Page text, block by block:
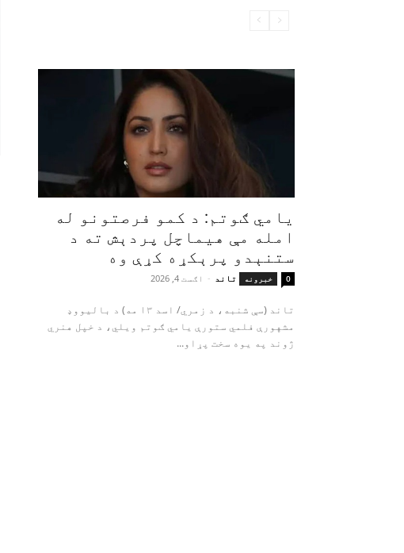
یامي ګوتم: د کمو فرصتونو له
امله مې هیماچل پردېش ته د
ستنېدو پرېکړه کړې وه
خبرونه تاند - اګست 4, 2026 0
تاند (سې شنبه، د زمري/ اسد ۱۳ مه) د بالیووډ
مشهورې فلمي ستورې یامي ګوتم ویلي، د خپل هنري
ژوند په یوه سخت پړاو...